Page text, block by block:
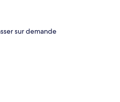
sur demande